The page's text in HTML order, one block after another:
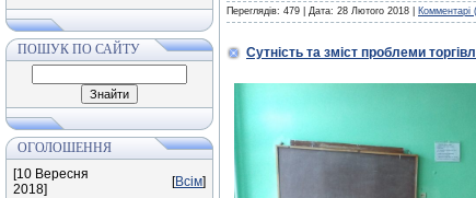
ПОШУК ПО САЙТУ
ОГОЛОШЕННЯ
[10 Вересня
2018]
[Всім]
Переглядів: 479 | Дата: 28 Лютого 2018 Комментарі
Сутність та зміст проблеми